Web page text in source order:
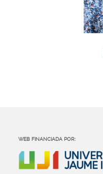
WEB FINANCIADA POR: